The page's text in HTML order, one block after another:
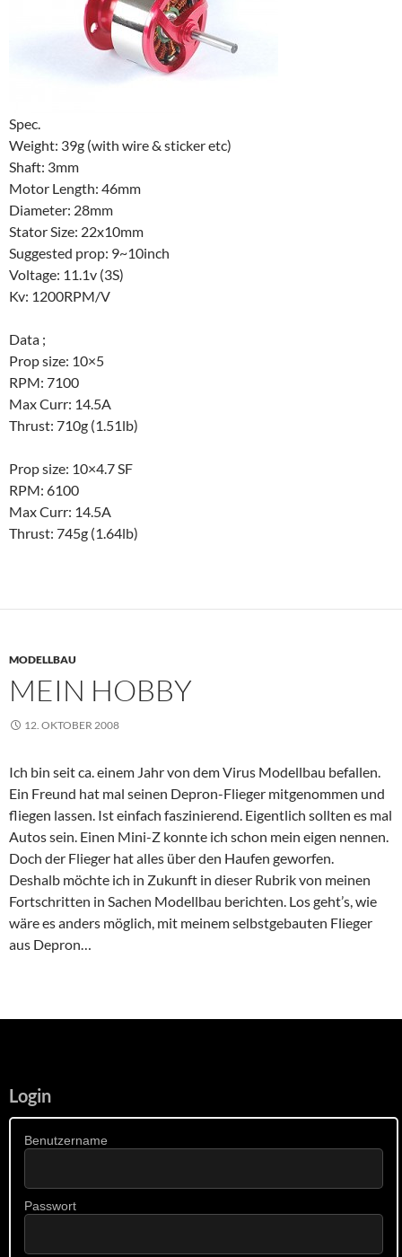
Spec.
Weight: 39g (with wire & sticker etc)
Shaft: 3mm
Motor Length: 46mm
Diameter: 28mm
Stator Size: 22x10mm
Suggested prop: 9~10inch
Voltage: 11.1v (3S)
Kv: 1200RPM/V
Data ;
Prop size: 10×5
RPM: 7100
Max Curr: 14.5A
Thrust: 710g (1.51lb)
Prop size: 10×4.7 SF
RPM: 6100
Max Curr: 14.5A
Thrust: 745g (1.64lb)
MODELLBAU
MEIN HOBBY
12. OKTOBER 2008
Ich bin seit ca. einem Jahr von dem Virus Modellbau befallen.
Ein Freund hat mal seinen Depron-Flieger mitgenommen und
fliegen lassen. Ist einfach faszinierend. Eigentlich sollten es mal
Autos sein. Einen Mini-Z konnte ich schon mein eigen nennen.
Doch der Flieger hat alles über den Haufen geworfen.
Deshalb möchte ich in Zukunft in dieser Rubrik von meinen
Fortschritten in Sachen Modellbau berichten. Los geht’s, wie
wäre es anders möglich, mit meinem selbstgebauten Flieger
aus Depron…
Login
Benutzername
Passwort